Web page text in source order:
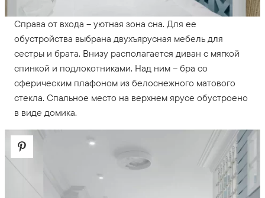
Справа от входа – уютная зона сна. Для ее
обустройства выбрана двухъярусная мебель для
сестры и брата. Внизу располагается диван с мягкой
спинкой и подлокотниками. Над ним – бра со
сферическим плафоном из белоснежного матового
стекла. Спальное место на верхнем ярусе обустроено
в виде домика.